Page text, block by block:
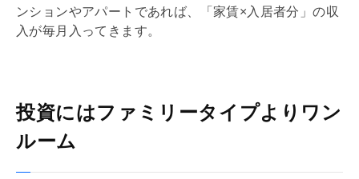
ンションやアパートであれば、「家賃×入居者分」の収
入が毎月入ってきます。
投資にはファミリータイプよりワン
ルーム